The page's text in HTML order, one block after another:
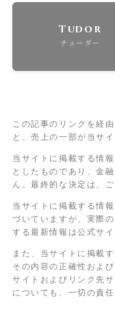
Tudor
チューダー
この記事のリンクを経
と、売上の一部が当サ
当サイトに掲載する情
としたものであり、金
ん。最終的な決定は、
当サイトに掲載する情
づいていますが、実際
する最新情報は公式サ
また、当サイトに掲載
その内容の正確性およ
サイトおよびリンク先
についても、一切の責